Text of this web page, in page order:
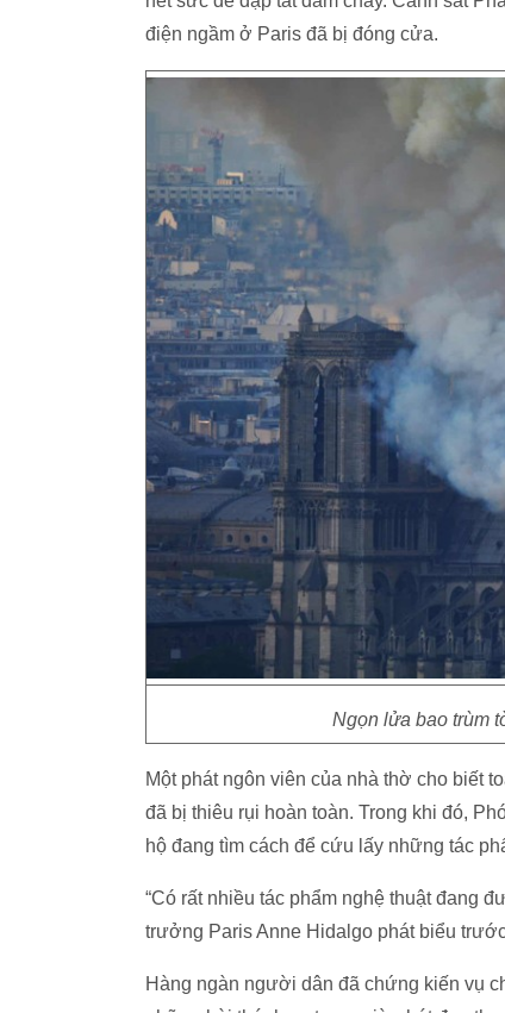
điện ngầm ở Paris đã bị đóng cửa.
Ngọn lửa bao trùm
Một phát ngôn viên của nhà thờ cho biết
đã bị thiêu rụi hoàn toàn. Trong khi đó,
hộ đang tìm cách để cứu lấy những tác
“Có rất nhiều tác phẩm nghệ thuật đang
trưởng Paris Anne Hidalgo phát biểu
Hàng ngàn người dân đã chứng kiến vụ